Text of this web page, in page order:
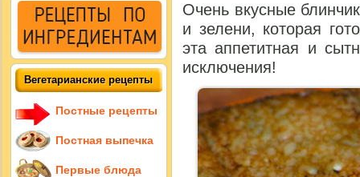
Очень вкусные
и зелени, которая
эта аппетитная и
исключения!
Вегетарианские рецепты
Постные рецепты
Постная выпечка
Первые блюда